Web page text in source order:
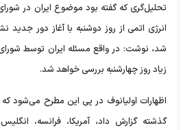
تحلیل‌گری که گفته بود موضوع ایران در
انرژی اتمی از روز دوشنبه با آغاز دور
شد، نوشت: در واقع مسئله ایران توسط
زیاد روز چهارشنبه بررسی خواهد شد.
اظهارات اولیانوف در پی این مطرح می‌شود که
گذشته گزارش داد، آمریکا، فرانسه، انگلیس